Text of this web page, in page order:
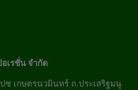
เรชั่น จำกัด
ซ เกษตรนวมินทร์ ถ.ประเสริฐมนู